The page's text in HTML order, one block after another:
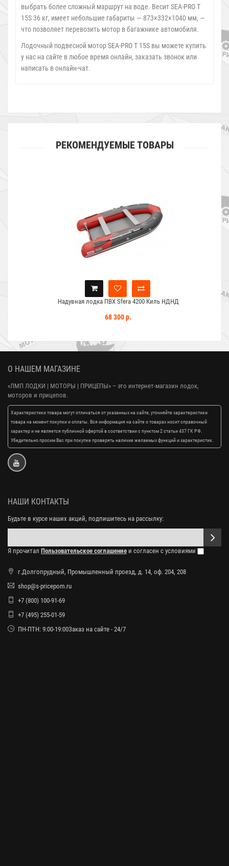
выбрать более сложный маршрут на воде. Весит SEA-PRO Т
15S 36 кг, имеет небольшие габариты — 873×332×1040 мм, —
что позволяет перевозить мотор в багажнике автомобиля.
Лодочный подвесной мотор SEA-PRO Т 15S вы можете купить
у нас на сайте в любое время онлайн, заказать звонок или
написать в онлайн-чат.
РЕКОМЕНДУЕМЫЕ ТОВАРЫ
Надувная лодка ПВХ Sfera 4200 Киль НДНД
68 300 р.
О НАШЕМ МАГАЗИНЕ
«ЛМП ЛОДКИ | МОТОРЫ | ПРИЦЕПЫ» – это интернет-магазин лодок,
моторов и прицепов.
Характеристики товара могут отличаться от указанных на сайте, уточняйте характеристики
товара на момент покупки и оплаты. Вся информация на сайте о товарах носит справочный
характер и не является публичной офертой в соответствии с пунктом 2 статьи 437 ГК РФ.
Убедительно просим Вас при покупке проверять наличие желаемых функций и характеристик.
НАШИ КОНТАКТЫ
Будьте в курсе наших акций, подпишитесь на рассылку:
Я прочитал Пользовательское соглашение и согласен с условиями
г.Долгопрудный, Промышленный проезд, д. 14, оф. 204, 208
shop@s-pricepom.ru
+7 (800) 100-91-69
+7 (495) 255-01-59
ПН-ПТН: 9:00-19:00Заказ на сайте - 24/7